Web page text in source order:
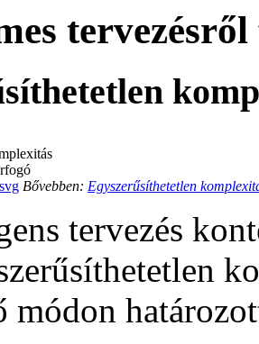
Bővebben: Egyszerűsíthetetlen
tervezés
módon